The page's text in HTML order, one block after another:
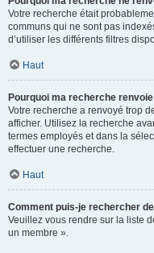
Votre recherche était
communs qui ne sont pas
d’utiliser les différents filtres
Haut
Pourquoi ma recherche
Votre recherche a renvoyé trop
afficher. Utilisez la recherche
termes employés et dans la
effectuer une recherche.
Haut
Comment puis-je rechercher
Veuillez vous rendre sur la liste
un membre ».